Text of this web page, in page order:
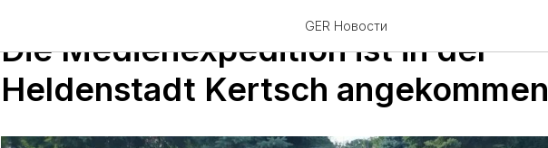
GER Новости
Die Medienexpedition ist in der
Heldenstadt Kertsch angekommen